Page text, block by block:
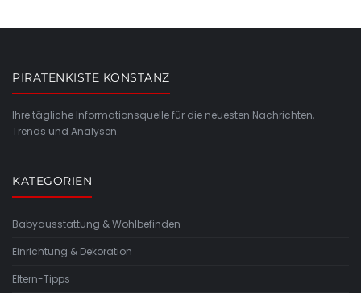
PIRATENKISTE KONSTANZ
Ihre tägliche Informationsquelle für die neuesten Nachrichten,
Trends und Analysen.
KATEGORIEN
Babyausstattung & Wohlbefinden
Einrichtung & Dekoration
Eltern-Tipps